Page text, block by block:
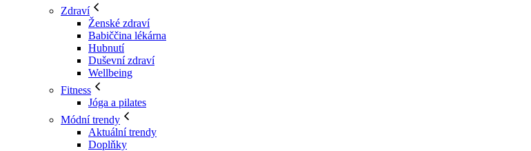
Zdraví
Ženské zdraví
Babiččina lékárna
Hubnutí
Duševní zdraví
Wellbeing
Fitness
Jóga a pilates
Módní trendy
Aktuální trendy
Doplňky